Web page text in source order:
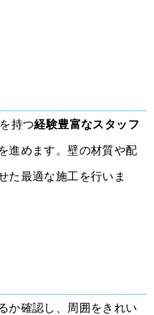
持つ経験豊富なスタッフ
進めます。壁の材質や配
た最適な施工を行いま
か確認し、周囲をきれい